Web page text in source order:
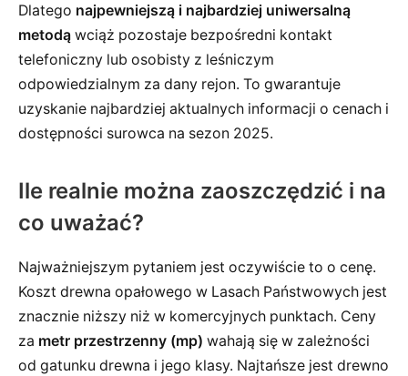
Dlatego najpewniejszą i najbardziej uniwersalną
metodą wciąż pozostaje bezpośredni kontakt
telefoniczny lub osobisty z leśniczym
odpowiedzialnym za dany rejon. To gwarantuje
uzyskanie najbardziej aktualnych informacji o cenach i
dostępności surowca na sezon 2025.
Ile realnie można zaoszczędzić i na
co uważać?
Najważniejszym pytaniem jest oczywiście to o cenę.
Koszt drewna opałowego w Lasach Państwowych jest
znacznie niższy niż w komercyjnych punktach. Ceny
za metr przestrzenny (mp) wahają się w zależności
od gatunku drewna i jego klasy. Najtańsze jest drewno